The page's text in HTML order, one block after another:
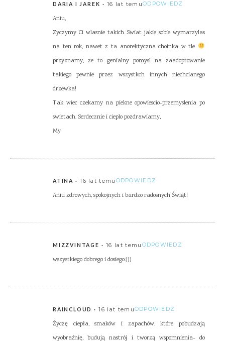
DARIA I JAREK 16 lat temuODPOWIEDZ
Aniu,
Zyczymy Ci wlasnie takich Swiat jakie sobie wymarzylas
na ten rok, nawet z ta anorektyczna choinka w tle
przyznamy, ze to genialny pomysl na zaadoptowanie
takiego pewnie przez wszystkch innych niechcianego
drzewka!
Tak wiec czekamy na piekne opowiescio-przemyslenia po
swietach. Serdecznie i cieplo pozdrawiamy,
My
ATINA 16 lat temu ODPOWIEDZ
Aniu zdrowych, spokojnych i bardzo radosnych Świąt!
MIZZVINTAGE 16 lat temu ODPOWIEDZ
wszystkiego dobrego i dosiego:)))
RAINCLOUD 16 lat temuODPOWIEDZ
Życzę ciepła, smaków i zapachów, które pobudzają
wyobraźnię, budują nastrój i tworzą wspomnienia- do